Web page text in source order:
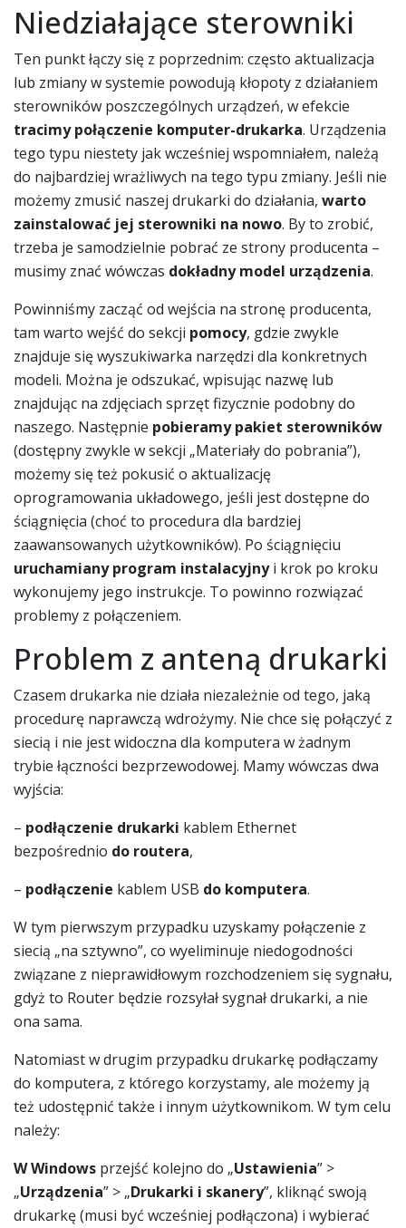
Niedziałające sterowniki
Ten punkt łączy się z poprzednim: często aktualizacja
lub zmiany w systemie powodują kłopoty z działaniem
sterowników poszczególnych urządzeń, w efekcie
tracimy połączenie komputer-drukarka. Urządzenia
tego typu niestety jak wcześniej wspomniałem, należą
do najbardziej wrażliwych na tego typu zmiany. Jeśli nie
możemy zmusić naszej drukarki do działania, warto
zainstalować jej sterowniki na nowo. By to zrobić,
trzeba je samodzielnie pobrać ze strony producenta –
musimy znać wówczas dokładny model urządzenia.
Powinniśmy zacząć od wejścia na stronę producenta,
tam warto wejść do sekcji pomocy, gdzie zwykle
znajduje się wyszukiwarka narzędzi dla konkretnych
modeli. Można je odszukać, wpisując nazwę lub
znajdując na zdjęciach sprzęt fizycznie podobny do
naszego. Następnie pobieramy pakiet sterowników
(dostępny zwykle w sekcji „Materiały do pobrania”),
możemy się też pokusić o aktualizację
oprogramowania układowego, jeśli jest dostępne do
ściągnięcia (choć to procedura dla bardziej
zaawansowanych użytkowników). Po ściągnięciu
uruchamiany program instalacyjnyi krok po kroku
wykonujemy jego instrukcje. To powinno rozwiązać
problemy z połączeniem.
Problem z anteną drukarki
Czasem drukarka nie działa niezależnie od tego, jaką
procedurę naprawczą wdrożymy. Nie chce się połączyć z
siecią i nie jest widoczna dla komputera w żadnym
trybie łączności bezprzewodowej. Mamy wówczas dwa
wyjścia:
– podłączenie drukarki kablem Ethernet
bezpośrednio do routera,
– podłączenie kablem USB do komputera.
W tym pierwszym przypadku uzyskamy połączenie z
siecią „na sztywno”, co wyeliminuje niedogodności
związane z nieprawidłowym rozchodzeniem się sygnału,
gdyż to Router będzie rozsyłał sygnał drukarki, a nie
ona sama.
Natomiast w drugim przypadku drukarkę podłączamy
do komputera, z którego korzystamy, ale możemy ją
też udostępnić także i innym użytkownikom. W tym celu
należy:
W Windows przejść kolejno do „Ustawienia” >
„Urządzenia” > „Drukarki i skanery”, kliknąć swoją
drukarkę (musi być wcześniej podłączona) i wybierać